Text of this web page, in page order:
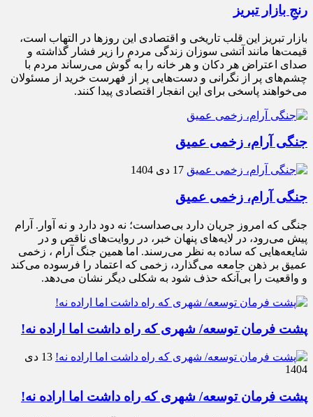
رنجِ بازار تبریز
بازار تبریز این قلب تاریخی و اقتصادی این روزها در التهاب است،
قیمت‌ها مانند آتشی سوزان زندگی مردم را زیر فشار گذاشته و
صدای اعتراض هر دکان و هر خانه را به گوش می‌رساند مردم با
چشم‌های پر از نگرانی و دست‌هایی پر از فهرست خرید از مسئولان
می‌خواهند پاسخی برای این انفجار اقتصادی پیدا کنند.
جنگی آرام، زخمی عمیق
17 دی 1404
جنگی آرام، زخمی عمیق
جنگی که امروز جریان دارد بی‌صداست؛ نه دود دارد و نه آوار. آرام
پیش می‌رود، در لایه‌های پنهان خبر، در روایت‌های ناقص و در
شایعه‌هایی که ساده به نظر می‌رسند. اما همین جنگ آرام ، زخمی
عمیق بر ذهن جامعه می‌گذارد، زخمی که اعتماد را فرسوده می‌کند
و واقعیت را بی‌آنکه حذف شود به شکلی دیگر نشان می‌دهد.
پشت فرمان توسعه/ شهری که راه داشت اما اراده نه!
13 دی
1404
پشت فرمان توسعه/ شهری که راه داشت اما اراده نه!